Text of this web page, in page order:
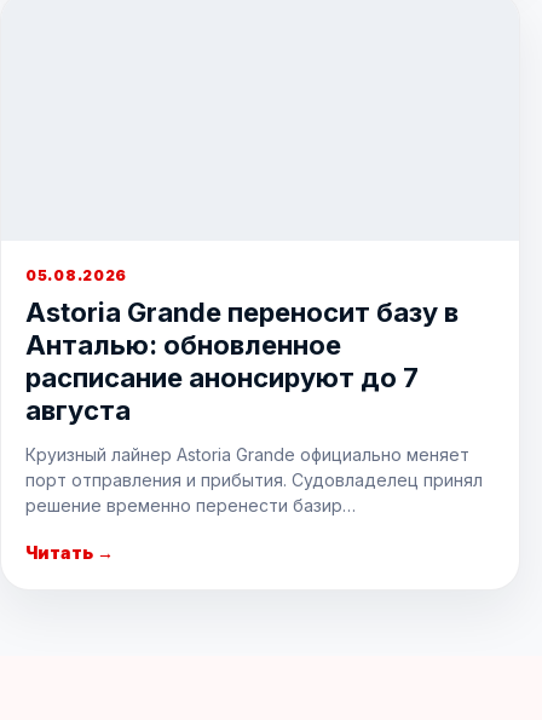
05.08.2026
Astoria Grande переносит базу в
Анталью: обновленное
расписание анонсируют до 7
августа
Круизный лайнер Astoria Grande официально меняет
порт отправления и прибытия. Судовладелец принял
решение временно перенести базир…
Читать →